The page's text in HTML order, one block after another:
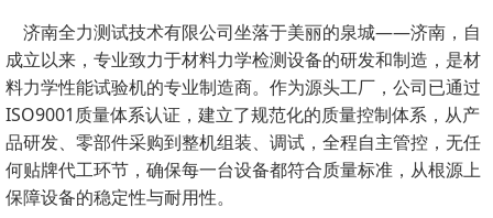
济南全力测试技术有限公司坐落于美丽的泉城——济南，自
成立以来，专业致力于材料力学检测设备的研发和制造，是材
料力学性能试验机的专业制造商。作为源头工厂，公司已通过
ISO9001质量体系认证，建立了规范化的质量控制体系，从产
品研发、零部件采购到整机组装、调试，全程自主管控，无任
何贴牌代工环节，确保每一台设备都符合质量标准，从根源上
保障设备的稳定性与耐用性。